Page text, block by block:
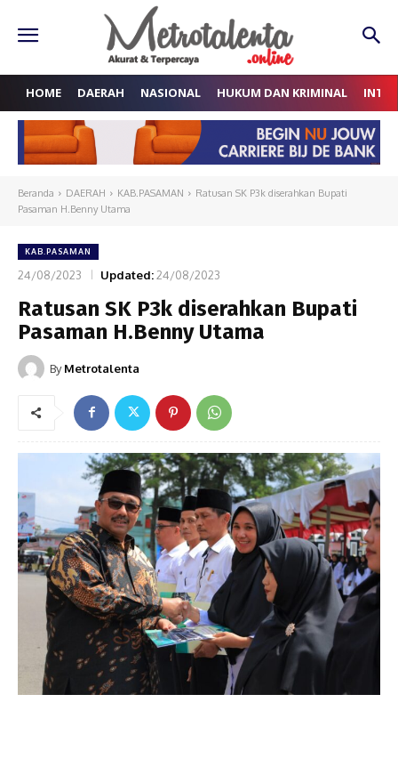
HOME DAERAH NASIONAL HUKUM DAN KRIMINAL
Beranda DAERAH KAB.PASAMAN
Ratusan SK P3k diserahkan Bupati
Pasaman H.Benny Utama
KAB.PASAMAN
24/08/2023 Updated:24/08/2023
Ratusan SK P3k diserahkan Bupati
Pasaman H.Benny Utama
By Metrotalenta